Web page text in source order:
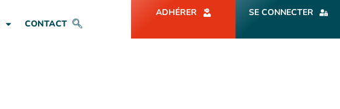
CONTACT
ADHÉRER SE CONNECTER